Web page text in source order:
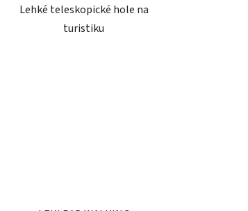
Lehké teleskopické hole na
turistiku